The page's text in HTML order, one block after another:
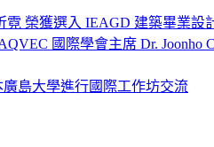
霓 榮獲選入 IEAGD 建築畢業設
國際學會主席 Dr. Joonho
島大學進行國際工作坊交流